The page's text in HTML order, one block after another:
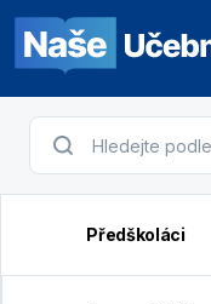
Předškoláci